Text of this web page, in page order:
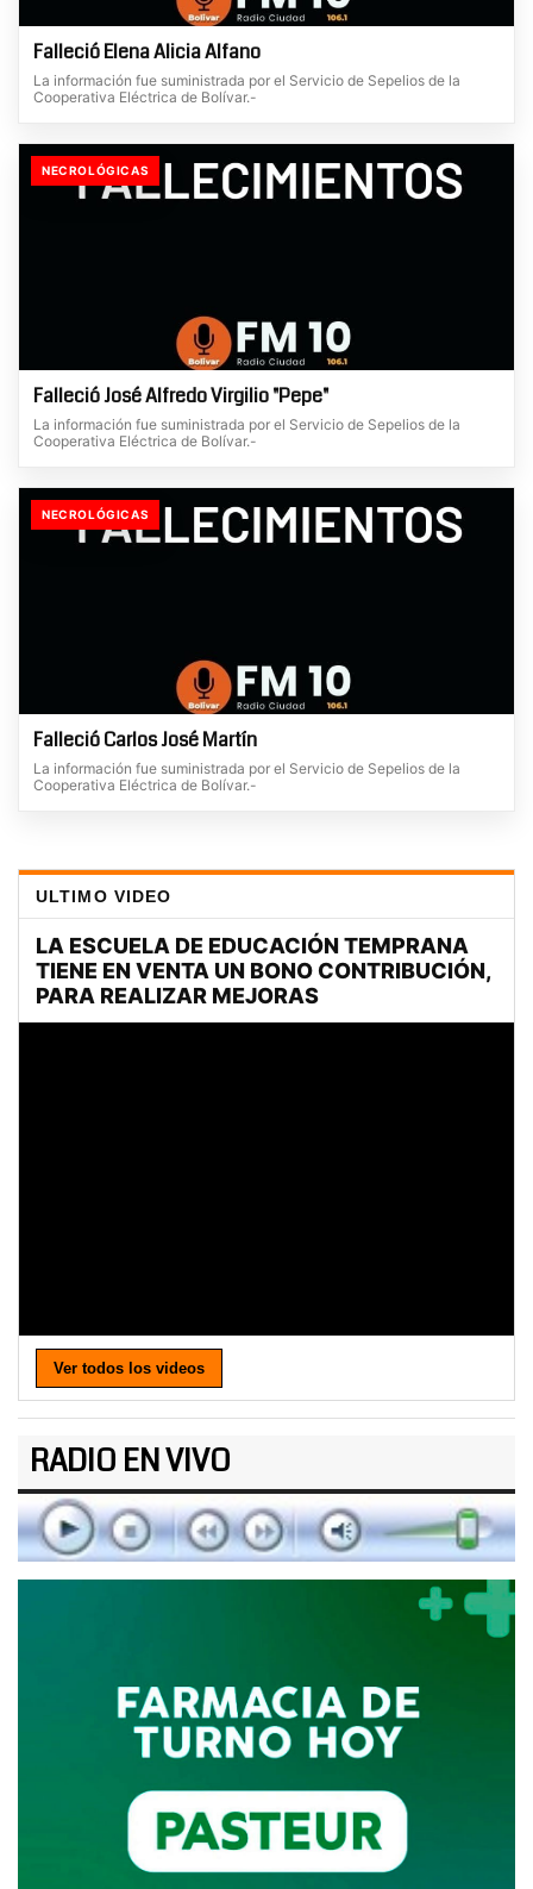
Falleció Elena Alicia Alfano
La información fue suministrada por el Servicio de Sepelios de la
Cooperativa Eléctrica de Bolívar.-
NECROLÓGICAS
Falleció José Alfredo Virgilio "Pepe"
La información fue suministrada por el Servicio de Sepelios de la
Cooperativa Eléctrica de Bolívar.-
NECROLÓGICAS
Falleció Carlos José Martín
La información fue suministrada por el Servicio de Sepelios de la
Cooperativa Eléctrica de Bolívar.-
ULTIMO VIDEO
Ver todos los videos
RADIO EN VIVO